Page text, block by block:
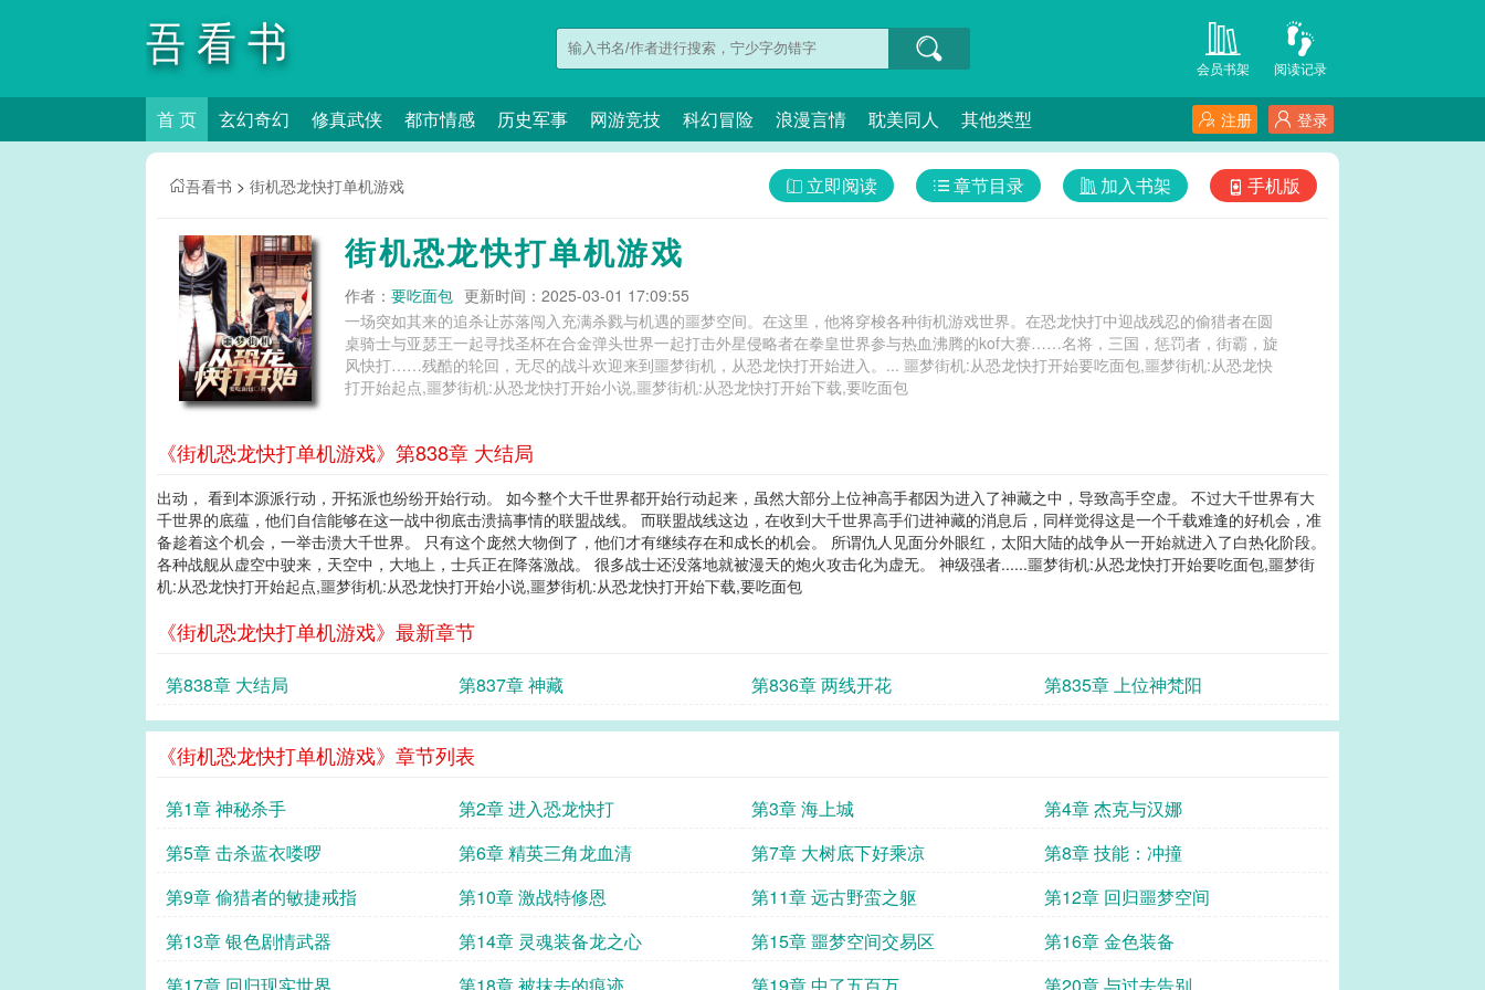
吾看书 阅读记录
会员书架
首 页 玄幻奇幻 修真武侠 都市情感 历史军事 网游竞技 科幻冒险 浪漫言情 耽美同人 其他类型 登录
注册
吾看书 > 街机恐龙快打单机游戏 手机版
加入书架
章节目录
立即阅读
街机恐龙快打单机游戏
作者： 要吃面包 更新时间：2025-03-01 17:09:55
一场突如其来的追杀让苏落闯入充满杀戮与机遇的噩梦空间。在这里，他将穿梭各种街机游戏世界。在恐龙快打中迎战残忍的偷猎者在圆
桌骑士与亚瑟王一起寻找圣杯在合金弹头世界一起打击外星侵略者在拳皇世界参与热血沸腾的kof大赛……名将，三国，惩罚者，街霸，旋
风快打……残酷的轮回，无尽的战斗欢迎来到噩梦街机，从恐龙快打开始进入。... 噩梦街机:从恐龙快打开始要吃面包,噩梦街机:从恐龙快
打开始起点,噩梦街机:从恐龙快打开始小说,噩梦街机:从恐龙快打开始下载,要吃面包
《街机恐龙快打单机游戏》第838章 大结局
出动， 看到本源派行动，开拓派也纷纷开始行动。 如今整个大千世界都开始行动起来，虽然大部分上位神高手都因为进入了神藏之中，导致高手空虚。 不过大千世界有大
千世界的底蕴，他们自信能够在这一战中彻底击溃搞事情的联盟战线。 而联盟战线这边，在收到大千世界高手们进神藏的消息后，同样觉得这是一个千载难逢的好机会，准
备趁着这个机会，一举击溃大千世界。 只有这个庞然大物倒了，他们才有继续存在和成长的机会。 所谓仇人见面分外眼红，太阳大陆的战争从一开始就进入了白热化阶段。
各种战舰从虚空中驶来，天空中，大地上，士兵正在降落激战。 很多战士还没落地就被漫天的炮火攻击化为虚无。 神级强者......噩梦街机:从恐龙快打开始要吃面包,噩梦街
机:从恐龙快打开始起点,噩梦街机:从恐龙快打开始小说,噩梦街机:从恐龙快打开始下载,要吃面包
《街机恐龙快打单机游戏》最新章节
第838章 大结局 第837章 神藏 第836章 两线开花 第835章 上位神梵阳
《街机恐龙快打单机游戏》章节列表
第1章 神秘杀手 第2章 进入恐龙快打 第3章 海上城
第4章 杰克与汉娜
第5章 击杀蓝衣喽啰
第6章 精英三角龙血清 第7章 大树底下好乘凉
第8章 技能：冲撞
第9章 偷猎者的敏捷戒指
第10章 激战特修恩 第11章 远古野蛮之躯
第12章 回归噩梦空间
第13章 银色剧情武器
第14章 灵魂装备龙之心 第15章 噩梦空间交易区
第16章 金色装备